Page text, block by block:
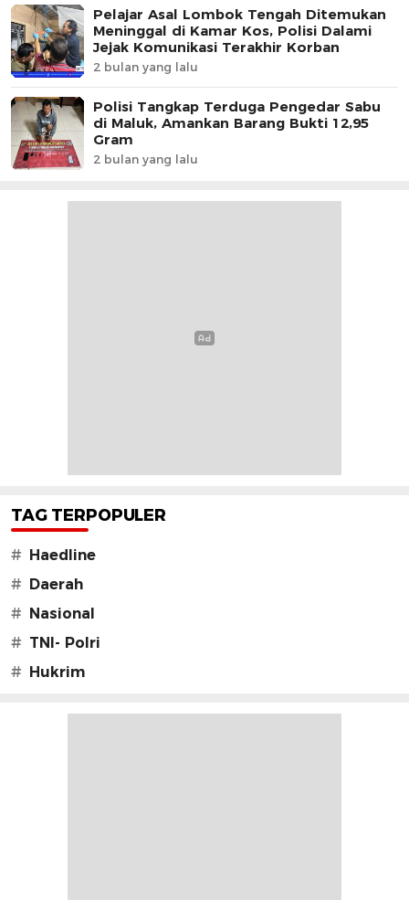
Pelajar Asal Lombok Tengah Ditemukan
Meninggal di Kamar Kos, Polisi Dalami
Jejak Komunikasi Terakhir Korban
2 bulan yang lalu
Polisi Tangkap Terduga Pengedar Sabu
di Maluk, Amankan Barang Bukti 12,95
Gram
2 bulan yang lalu
TAG TERPOPULER
# Haedline
# Daerah
# Nasional
# TNI- Polri
# Hukrim